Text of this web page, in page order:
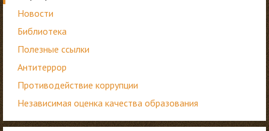
Новости
Библиотека
Полезные ссылки
Антитеррор
Противодействие коррупции
Независимая оценка качества образования